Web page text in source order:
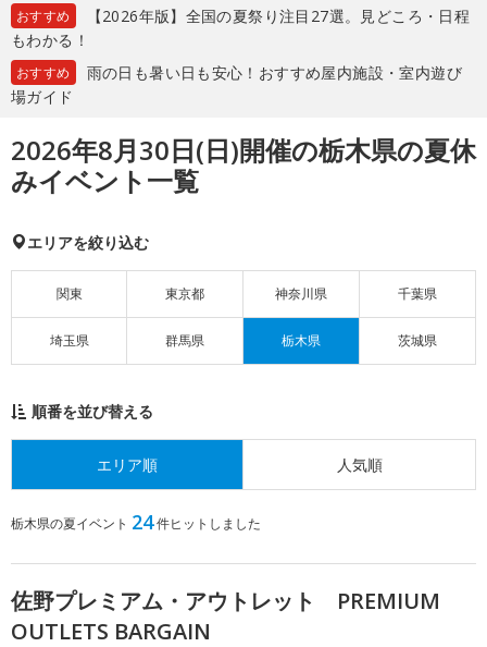
おすすめ
【2026年版】全国の夏祭り注目27選。見どころ・日程
もわかる！
おすすめ
雨の日も暑い日も安心！おすすめ屋内施設・室内遊び
場ガイド
2026年8月30日(日)開催の栃木県の夏休
みイベント一覧
エリアを絞り込む
関東 東京都 神奈川県 千葉県
埼玉県 群馬県 栃木県 茨城県
順番を並び替える
エリア順 人気順
栃木県の夏イベント 24件ヒットしました
佐野プレミアム・アウトレット PREMIUM
OUTLETS BARGAIN